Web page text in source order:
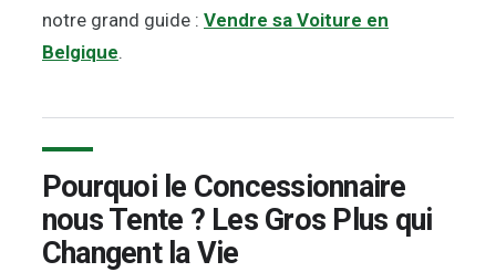
notre grand guide : Vendre sa Voiture en
Belgique.
Pourquoi le Concessionnaire
nous Tente ? Les Gros Plus qui
Changent la Vie